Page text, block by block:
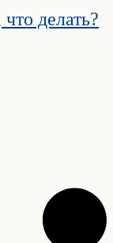
делать?